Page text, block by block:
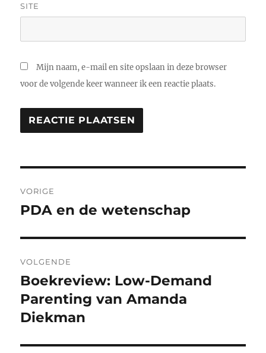
SITE
Mijn naam, e-mail en site opslaan in deze browser
voor de volgende keer wanneer ik een reactie plaats.
navigatie
VORIGE
Vorig
PDA en de wetenschap
VOLGENDE
Volgend
bericht:
Boekreview: Low-Demand
Parenting van Amanda
Diekman